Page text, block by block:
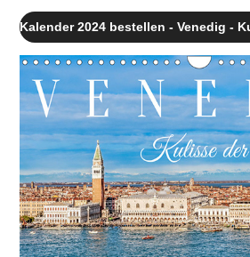
Kalender 2024 bestellen - Venedig -